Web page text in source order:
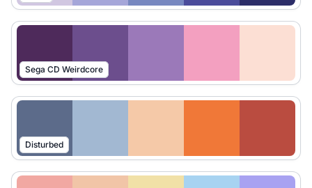
Sega CD Weirdcore
Disturbed